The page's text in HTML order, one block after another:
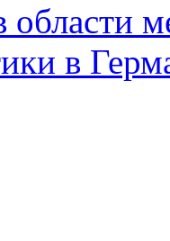
области
в